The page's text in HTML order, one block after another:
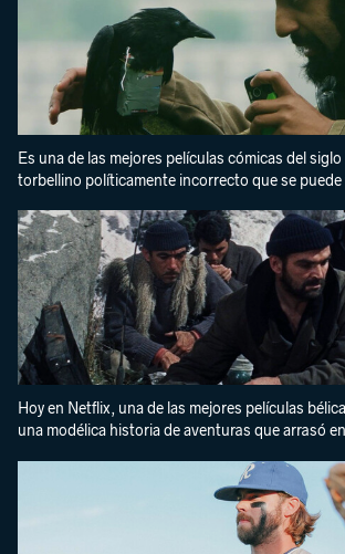
Es una de las mejores películas cómicas del
torbellino políticamente incorrecto que se puede
Hoy en Netflix, una de las mejores películas
una modélica historia de aventuras que arrasó